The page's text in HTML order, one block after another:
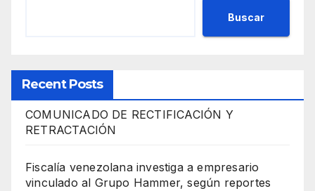
Buscar
Recent Posts
COMUNICADO DE RECTIFICACIÓN Y
RETRACTACIÓN
Fiscalía venezolana investiga a empresario
vinculado al Grupo Hammer, según reportes